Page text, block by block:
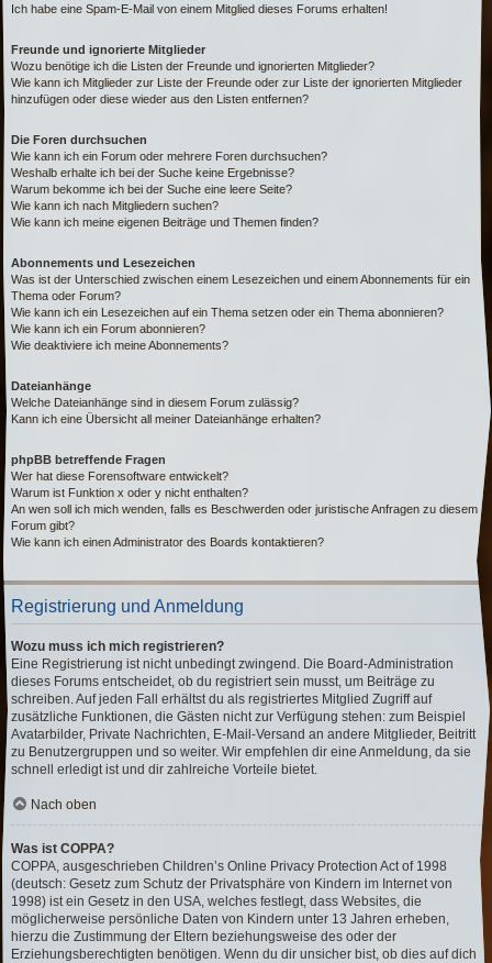
Ich habe eine Spam-E-Mail von einem Mitglied dieses Forums erhalten!
Freunde und ignorierte Mitglieder
Wozu benötige ich die Listen der Freunde und ignorierten Mitglieder?
Wie kann ich Mitglieder zur Liste der Freunde oder zur Liste der ignorierten Mitglieder
hinzufügen oder diese wieder aus den Listen entfernen?
Die Foren durchsuchen
Wie kann ich ein Forum oder mehrere Foren durchsuchen?
Weshalb erhalte ich bei der Suche keine Ergebnisse?
Warum bekomme ich bei der Suche eine leere Seite?
Wie kann ich nach Mitgliedern suchen?
Wie kann ich meine eigenen Beiträge und Themen finden?
Abonnements und Lesezeichen
Was ist der Unterschied zwischen einem Lesezeichen und einem Abonnements für ein
Thema oder Forum?
Wie kann ich ein Lesezeichen auf ein Thema setzen oder ein Thema abonnieren?
Wie kann ich ein Forum abonnieren?
Wie deaktiviere ich meine Abonnements?
Dateianhänge
Welche Dateianhänge sind in diesem Forum zulässig?
Kann ich eine Übersicht all meiner Dateianhänge erhalten?
phpBB betreffende Fragen
Wer hat diese Forensoftware entwickelt?
Warum ist Funktion x oder y nicht enthalten?
An wen soll ich mich wenden, falls es Beschwerden oder juristische Anfragen zu diesem
Forum gibt?
Wie kann ich einen Administrator des Boards kontaktieren?
Registrierung und Anmeldung
Wozu muss ich mich registrieren?
Eine Registrierung ist nicht unbedingt zwingend. Die Board-Administration
dieses Forums entscheidet, ob du registriert sein musst, um Beiträge zu
schreiben. Auf jeden Fall erhältst du als registriertes Mitglied Zugriff auf
zusätzliche Funktionen, die Gästen nicht zur Verfügung stehen: zum Beispiel
Avatarbilder, Private Nachrichten, E-Mail-Versand an andere Mitglieder, Beitritt
zu Benutzergruppen und so weiter. Wir empfehlen dir eine Anmeldung, da sie
schnell erledigt ist und dir zahlreiche Vorteile bietet.
Nach oben
Was ist COPPA?
COPPA, ausgeschrieben Children’s Online Privacy Protection Act of 1998
(deutsch: Gesetz zum Schutz der Privatsphäre von Kindern im Internet von
1998) ist ein Gesetz in den USA, welches festlegt, dass Websites, die
möglicherweise persönliche Daten von Kindern unter 13 Jahren erheben,
hierzu die Zustimmung der Eltern beziehungsweise des oder der
Erziehungsberechtigten benötigen. Wenn du dir unsicher bist, ob dies auf dich